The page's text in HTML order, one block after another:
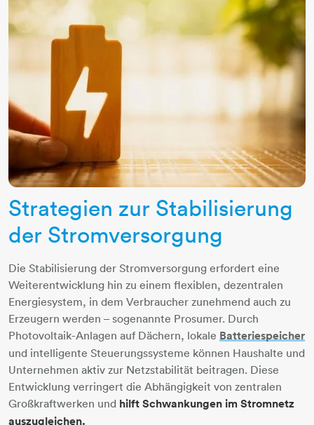
Strategien zur Stabilisierung
der Stromversorgung
Die Stabilisierung der Stromversorgung erfordert eine
Weiterentwicklung hin zu einem flexiblen, dezentralen
Energiesystem, in dem Verbraucher zunehmend auch zu
Erzeugern werden – sogenannte Prosumer. Durch
Photovoltaik-Anlagen auf Dächern, lokale Batteriespeicher
und intelligente Steuerungssysteme können Haushalte und
Unternehmen aktiv zur Netzstabilität beitragen. Diese
Entwicklung verringert die Abhängigkeit von zentralen
Großkraftwerken und hilft Schwankungen im Stromnetz
auszugleichen.